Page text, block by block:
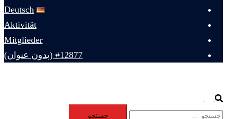
Deutsch
Aktivität
Mitglieder
#12877 (بدون عنوان)
Search
menuجستجو